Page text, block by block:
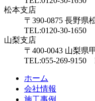
松本支店
〒390-0875 長野県
TEL:0120-30-1650
山梨支店
〒400-0043 山梨県
TEL:055-269-9150
ホーム
会社情報